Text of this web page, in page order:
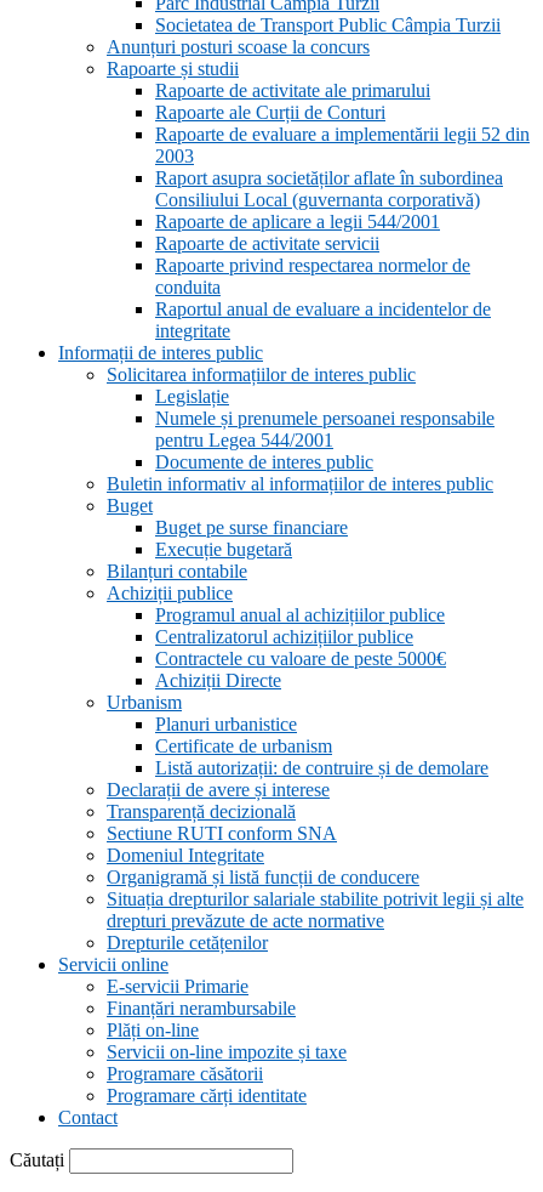
Societatea de Transport Public Câmpia Turzii
Anunțuri posturi scoase la concurs
Rapoarte și studii
Rapoarte de activitate ale primarului
Rapoarte ale Curții de Conturi
Rapoarte de evaluare a implementării legii 52 din
2003
Raport asupra societăților aflate în subordinea
Consiliului Local (guvernanta corporativă)
Rapoarte de aplicare a legii 544/2001
Rapoarte de activitate servicii
Rapoarte privind respectarea normelor de
conduita
Raportul anual de evaluare a incidentelor de
integritate
Informații de interes public
Solicitarea informațiilor de interes public
Legislație
Numele și prenumele persoanei responsabile
pentru Legea 544/2001
Documente de interes public
Buletin informativ al informațiilor de interes public
Buget
Buget pe surse financiare
Execuție bugetară
Bilanțuri contabile
Achiziții publice
Programul anual al achizițiilor publice
Centralizatorul achizițiilor publice
Contractele cu valoare de peste 5000€
Achiziții Directe
Urbanism
Planuri urbanistice
Certificate de urbanism
Listă autorizații: de contruire și de demolare
Declarații de avere și interese
Transparență decizională
Sectiune RUTI conform SNA
Domeniul Integritate
Organigramă și listă funcții de conducere
Situația drepturilor salariale stabilite potrivit legii și alte
drepturi prevăzute de acte normative
Drepturile cetățenilor
Servicii online
E-servicii Primarie
Finanțări nerambursabile
Plăți on-line
Servicii on-line impozite și taxe
Programare căsătorii
Programare cărți identitate
Contact
Căutați